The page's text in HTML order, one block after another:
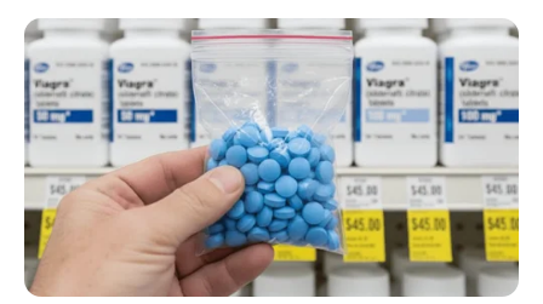
Skip
content
Menu